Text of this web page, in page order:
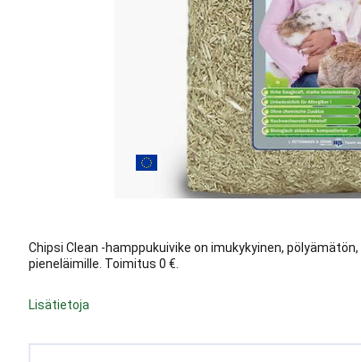
Chipsi Clean -hamppukuivike on imukykyinen,
pieneläimille. Toimitus 0 €.
Lisätietoja